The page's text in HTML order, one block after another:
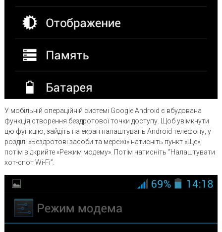
У мобільній операційній системі Google Android є вбудована
функція створення бездротової точки доступу. Щоб увімкнути
цю функцію, зайдіть на екран налаштувань Android телефону, у
розділі «Бездротові засоби та мережі» натисніть пункт «Ще»,
потім відкрийте «Режим модему». Потім натисніть “Налаштувати
хот-спот Wi-Fi”.